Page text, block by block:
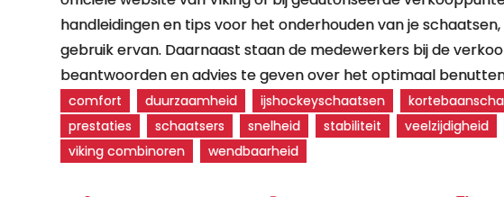
handleidingen en tips voor het onderhouden van je
gebruik ervan. Daarnaast staan de medewerkers bij de
beantwoorden en advies te geven over het optimaal
comfort duurzaamheid ijshockeyschaatsen
prestaties
schaatsers snelheid stabiliteit veelzijdigheid
viking combinoren
wendbaarheid